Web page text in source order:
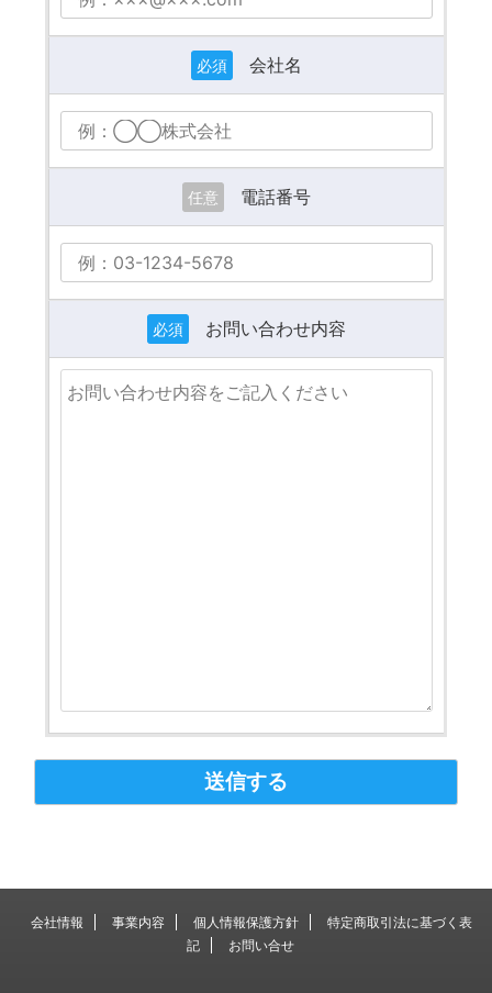
必須 会社名
任意 電話番号
必須 お問い合わせ内容
会社情報 事業内容 個人情報保護方針
特定商取引法に基づく表
記
お問い合せ